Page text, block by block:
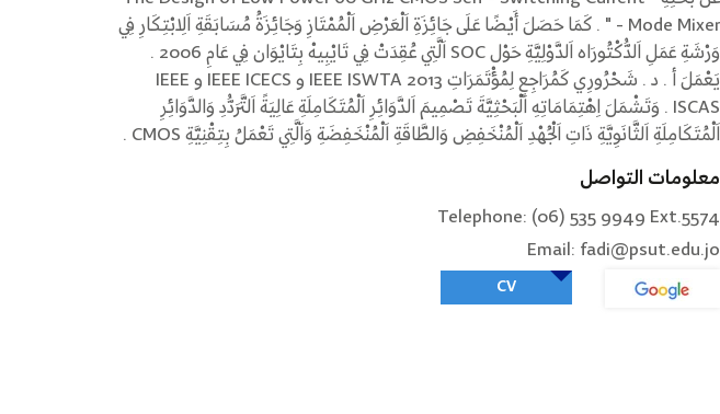
- Mode Mixer " . كَمَا حَصَلَ أَيْضًا عَلَى جَائِزَةِ اَلْعَرْضِ اَلْمُمْتَازِ وَجَائِزَةُ مُسَابَقَةِ اَلِابْتِكَارِ فِي
وَرْشَةِ عَمَلِ اَلدُّكْتُورَاه اَلدَّوْلِيَّةِ حَوْل SOC اَلَّتِي عُقِدَتْ فِي تَايْبِيهْ بِتَايْوَان فِي عَامِ 2006 .
يَعْمَلَ أ . د . شَحْرُورِي كَمُرَاجِعٍ لِمُؤْتَمَرَاتِ IEEE ISWTA 2013 و IEEE ICECS و IEEE
ISCAS . وَتَشْمَلَ اِهْتِمَامَاتِهِ اَلْبَحْثِيَّةَ تَصْمِيمَ اَلدَّوَائِرِ اَلْمُتَكَامِلَةِ عَالِيَةً اَلتَّرَدُّدِ وَالدَّوَائِرِ
اَلْمُتَكَامِلَةِ اَلثَّانَوِيَّةِ ذَاتِ اَلْجُهْدِ اَلْمُنْخَفِضِ وَالطَّاقَةِ اَلْمُنْخَفِضَةِ وَاَلَّتِي تَعْمَلُ بِتِقْنِيَّةِ CMOS .
معلومات التواصل
Telephone: (06) 535 9949 Ext.5574
Email: fadi@psut.edu.jo
CV